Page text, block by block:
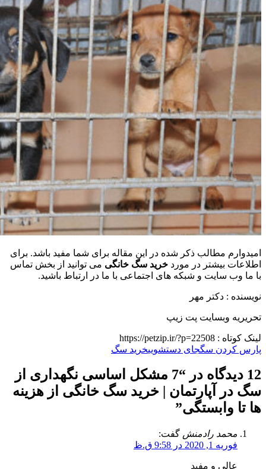
امیدوارم مطالب ذکر شده در این مقاله برای شما مفید باشد. برای
اطلاعات بیشتر در مورد خرید سگ خانگی می توانید از بخش تماس
با ما وب سایت و شبکه های اجتماعی با ما در ارتباط باشید.
نویسنده : دکتر مهر
تحریریه وبسایت پت زیپ
لینک کوتاه : https://petzip.ir/?p=22508
پارس کردن سگجای دستشوییخرید سگ
12 دیدگاه در “
7 مشکل اساسی نگهداری از
سگ در آپارتمان | خرید سگ خانگی از هزینه
ها تا وابستگی”
محمد رادمنش گفت:
فوریه 1, 2020 در 9:58 ق.ظ
عالی و مفید